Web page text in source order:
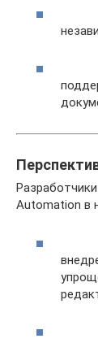
Automation в